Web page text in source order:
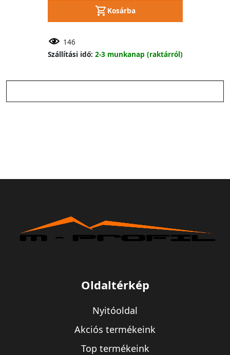
Kosárba
146
Szállítási idő: 2-3 munkanap (raktárról)
Oldaltérkép
Nyitóoldal
Akciós termékeink
Top termékeink